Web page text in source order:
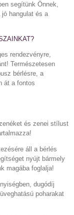
segítünk Önnek,
hangulat és a
rendezvényre,
Természetesen
bérlésre, a
át a fontos
és zenei stílust
áll a bérlés
nyújt bármely
magába foglalja!
dugódíj
poharakat